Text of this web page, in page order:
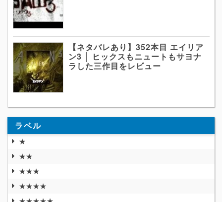
【ネタバレあり】352本目 エイリア
ン3 │ ヒックスもニュートもサヨナ
ラした三作目をレビュー
ラベル
★
★★
★★★
★★★★